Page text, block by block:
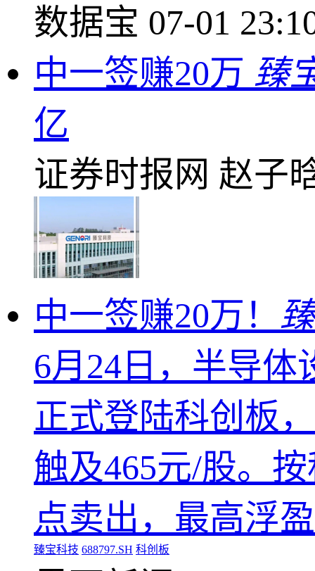
数据宝 07-01
中一签赚20万 臻
亿
证券时报网 赵子
中一签赚20万！
6月24日，半导体
正式登陆科创板
触及465元/股。
点卖出，最高浮
臻宝科技 688797.SH 科创板